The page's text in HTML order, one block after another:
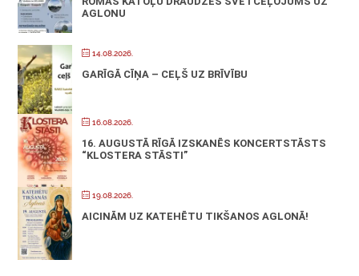
AGLONU
14.08.2026.
GARĪGĀ CĪŅA – CEĻŠ UZ BRĪVĪBU
16.08.2026.
16. AUGUSTĀ RĪGĀ IZSKANĒS KONCERTSTĀSTS
“KLOSTERA STĀSTI”
19.08.2026.
AICINĀM UZ KATEHĒTU TIKŠANOS AGLONĀ!